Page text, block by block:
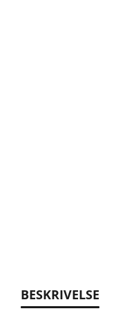
BESKRIVELSE